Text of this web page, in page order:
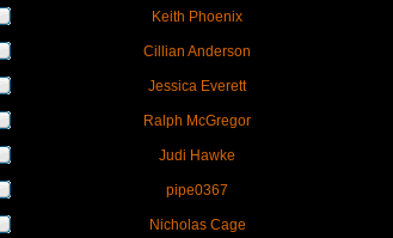
Keith Phoenix
Cillian Anderson
Jessica Everett
Ralph McGregor
Judi Hawke
pipe0367
Nicholas Cage